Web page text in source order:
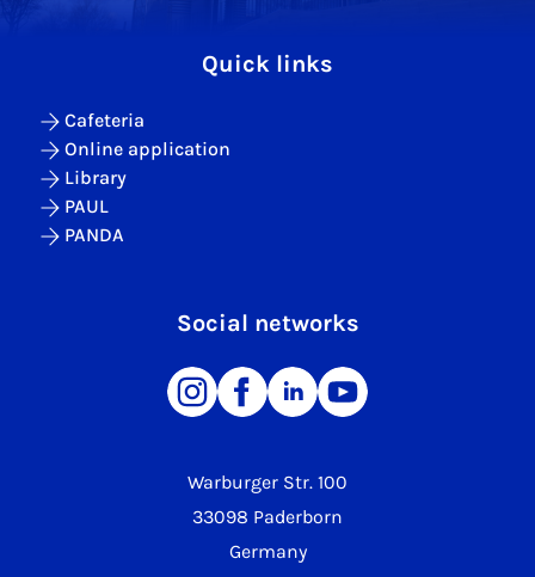
Warburger Str. 100
33098 Paderborn
Germany
Quick links
Cafeteria
Online application
Library
PAUL
PANDA
Social networks